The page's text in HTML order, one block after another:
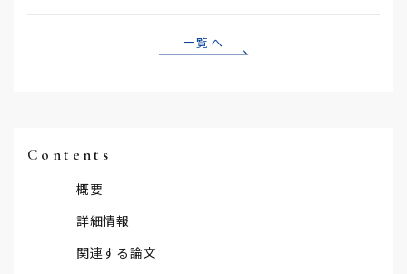
一覧へ
Contents
概要
詳細情報
関連する論文